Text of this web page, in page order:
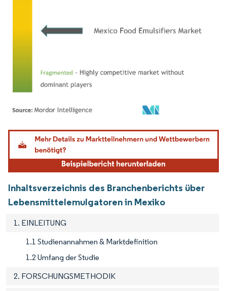
Bild © Mordor Intelligence. Wiederverwendung erfordert Namensnennung gemäß
Inhaltsverzeichnis des Branchenberichts über
Lebensmittelemulgatoren in Mexiko
1. EINLEITUNG
1.1 Studienannahmen & Marktdefinition
1.2 Umfang der Studie
2. FORSCHUNGSMETHODIK